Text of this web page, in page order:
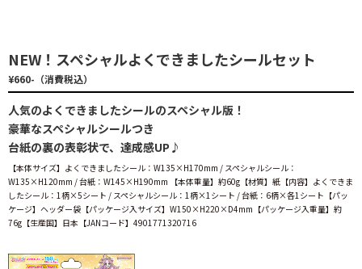
NEW！スペシャルよくできましたシールセット
¥660-（消費税込）
人気のよくできましたシールのスペシャル版！
豪華なスペシャルシールつき
台紙の裏の表彰状で、達成感UP♪
【本体サイズ】よくできましたシール：W135×H170mm / スペシャルシール：
W135×H120mm / 台紙：W145×H190mm 【本体重量】約60g【材質】紙【内容】よくできま
したシール：1柄×5シート / スペシャルシール：1柄×1シート / 台紙：6柄×各1シート【パッ
ケージ】ヘッダー袋【パッケージ入サイズ】W150×H220×D4mm【パッケージ入重量】約
76g【生産国】日本【JANコード】4901771320716